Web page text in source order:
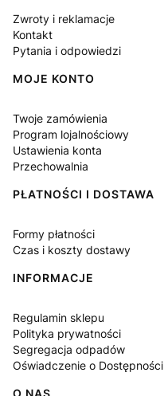
Zwroty i reklamacje
Kontakt
Pytania i odpowiedzi
MOJE KONTO
Twoje zamówienia
Program lojalnościowy
Ustawienia konta
Przechowalnia
PŁATNOŚCI I DOSTAWA
Formy płatności
Czas i koszty dostawy
INFORMACJE
Regulamin sklepu
Polityka prywatności
Segregacja odpadów
Oświadczenie o Dostępności
O NAS